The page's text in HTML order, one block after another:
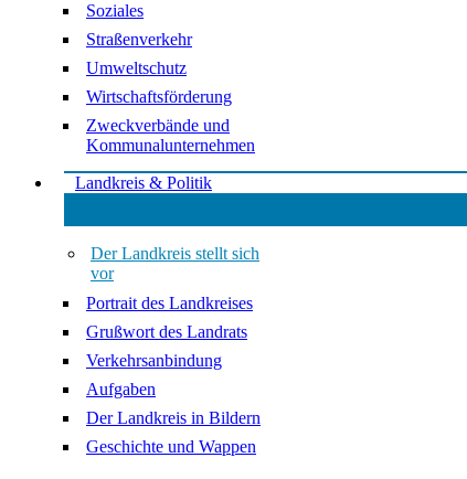
Soziales
Straßenverkehr
Umweltschutz
Wirtschaftsförderung
Zweckverbände und
Kommunalunternehmen
Landkreis & Politik
Der Landkreis stellt sich
vor
Portrait des Landkreises
Grußwort des Landrats
Verkehrsanbindung
Aufgaben
Der Landkreis in Bildern
Geschichte und Wappen